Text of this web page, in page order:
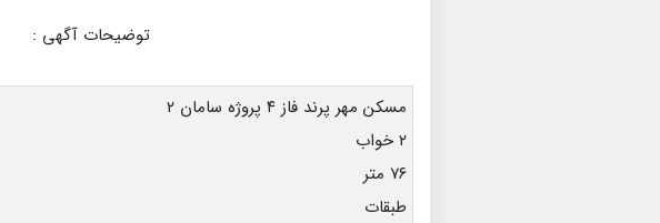
توضیحات آگهی :
مسکن مهر پرند فاز ۴ پروژه سامان ۲
۲ خواب
۷۶ متر
طبقات